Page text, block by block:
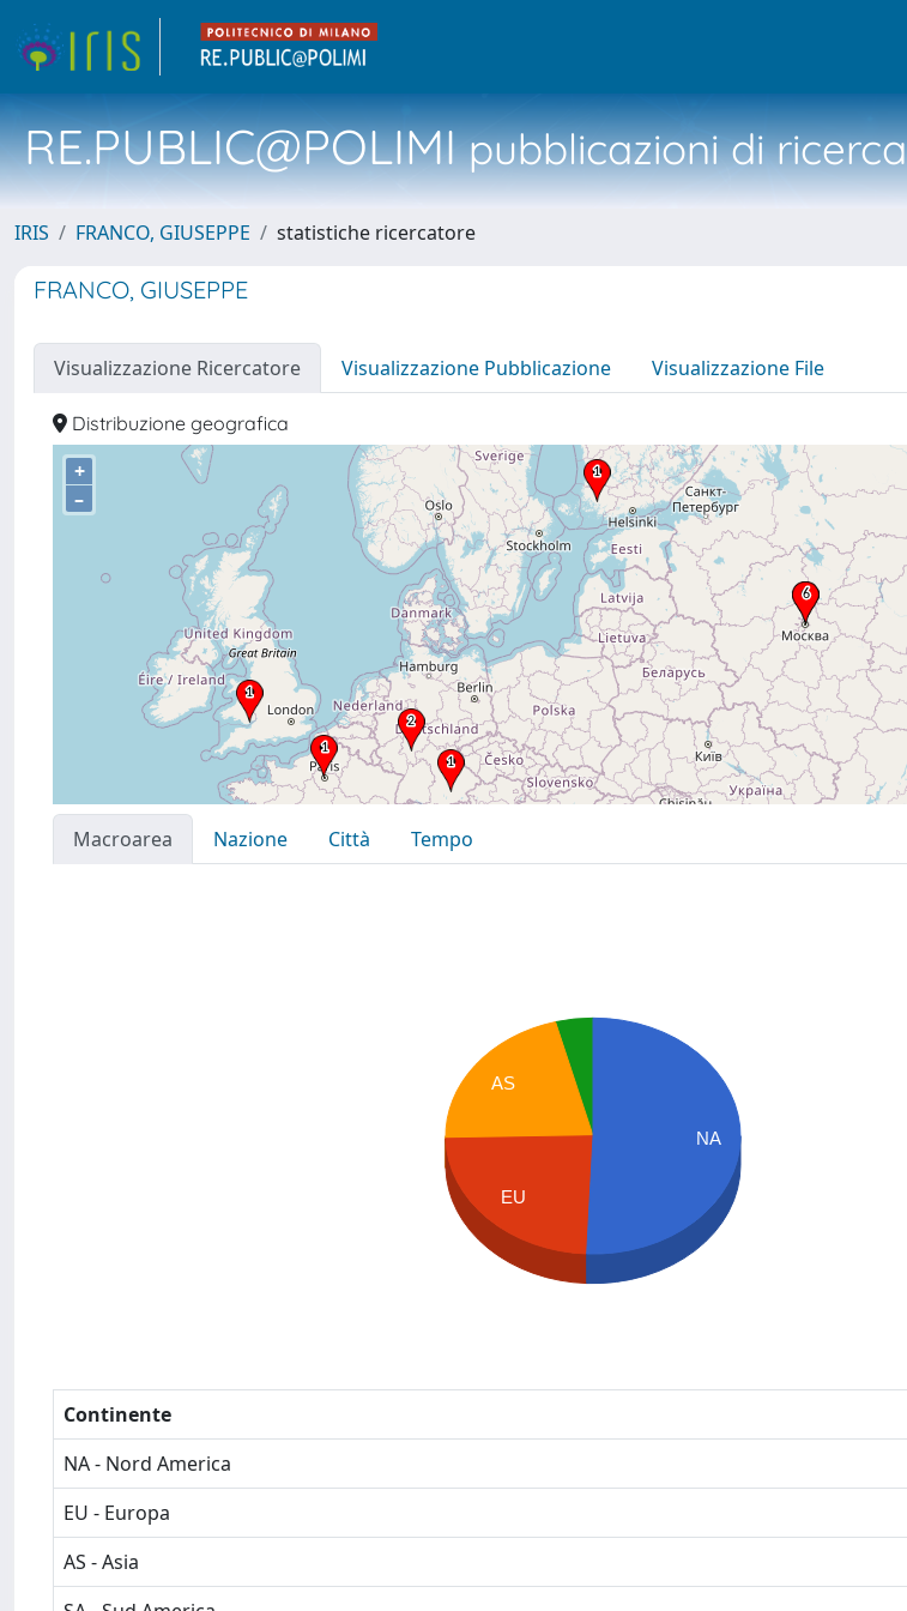
RE.PUBLIC@POLIMIpubblicazioni di
IRIS FRANCO, GIUSEPPE statistiche ricercatore
FRANCO, GIUSEPPE
Visualizzazione Ricercatore Visualizzazione Pubblicazione Visualizzazione File
Distribuzione geografica
+
–
Macroarea Nazione Città
Tempo
AS
EU
NA
Continente
NA - Nord America
EU - Europa
AS - Asia